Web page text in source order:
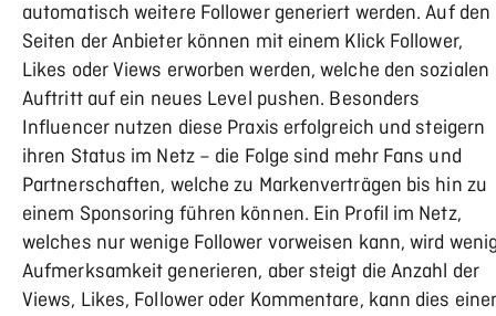
automatisch weitere Follower generiert werden. Auf den
Seiten der Anbieter können mit einem Klick Follower,
Likes oder Views erworben werden, welche den sozialen
Auftritt auf ein neues Level pushen. Besonders
Influencer nutzen diese Praxis erfolgreich und steigern
ihren Status im Netz – die Folge sind mehr Fans und
Partnerschaften, welche zu Markenverträgen bis hin zu
einem Sponsoring führen können. Ein Profil im Netz,
welches nur wenige Follower vorweisen kann, wird
Aufmerksamkeit generieren, aber steigt die Anzahl der
Views, Likes, Follower oder Kommentare, kann dies